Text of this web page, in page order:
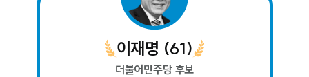
이재명 (61)
더불어민주당후보